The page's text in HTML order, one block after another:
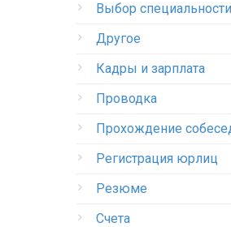
Выбор специальности
Другое
Кадры и зарплата
Проводка
Прохождение
Регистрация юрлиц
Резюме
Счета